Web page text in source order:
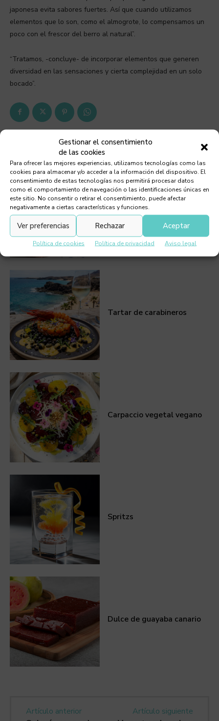
Gestionar el consentimiento
de las cookies
Para ofrecer las mejores experiencias, utilizamos tecnologías como las
cookies para almacenar y/o acceder a la información del dispositivo. El
consentimiento de estas tecnologías nos permitirá procesar datos
como el comportamiento de navegación o las identificaciones únicas en
este sitio. No consentir o retirar el consentimiento, puede afectar
negativamente a ciertas características y funciones.
Aceptar
Rechazar
Ver preferencias
Política de cookies Política de privacidad Aviso legal
japonesa evita sabores fuertes. Así que cuando utilizamos
elementos que lo son, como el almogrote, lo compensamos un
poco con el frescor del berro al natural”.
“Tratamos, -concluye- de incorporar elementos que generen
diversidad en las sensaciones y cierta complejidad en un solo
bocado”.
Chef Orlando Ortega
Tartar de carabineros
Carpaccio vegetal vegano
Spritzs
Dulce de guayaba canario
Artículo anterior Artículo siguiente